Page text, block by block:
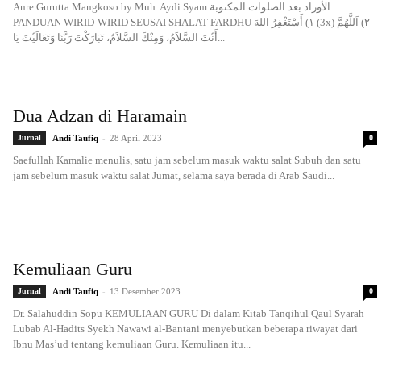
Anre Gurutta Mangkoso by Muh. Aydi Syam الأوراد بعد الصلوات المكتوبة:
PANDUAN WIRID-WIRID SEUSAI SHALAT FARDHU ١) أَسْتَغْفِرُ اللهَ (3x) ٢) اَللَّهُمَّ
أَنْتَ السَّلاَمُ، وَمِنْكَ السَّلاَمُ، تَبَارَكْتَ رَبَّنَا وَتَعَالَيْتَ يَا...
Dua Adzan di Haramain
Jurnal Andi Taufiq - 28 April 2023 0
Saefullah Kamalie menulis, satu jam sebelum masuk waktu salat Subuh dan satu
jam sebelum masuk waktu salat Jumat, selama saya berada di Arab Saudi...
Kemuliaan Guru
Jurnal Andi Taufiq - 13 Desember 2023 0
Dr. Salahuddin Sopu KEMULIAAN GURU Di dalam Kitab Tanqihul Qaul Syarah
Lubab Al-Hadits Syekh Nawawi al-Bantani menyebutkan beberapa riwayat dari
Ibnu Mas’ud tentang kemuliaan Guru. Kemuliaan itu...